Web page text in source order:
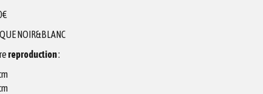
€
NOIR&BLANC
reproduction: